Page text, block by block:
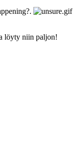
löyty niin paljon!